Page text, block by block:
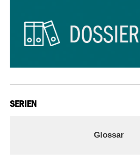
SERIEN
Glossar